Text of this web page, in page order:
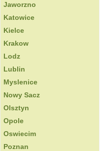
Jaworzno
Katowice
Kielce
Krakow
Lodz
Lublin
Myslenice
Nowy Sacz
Olsztyn
Opole
Oswiecim
Poznan